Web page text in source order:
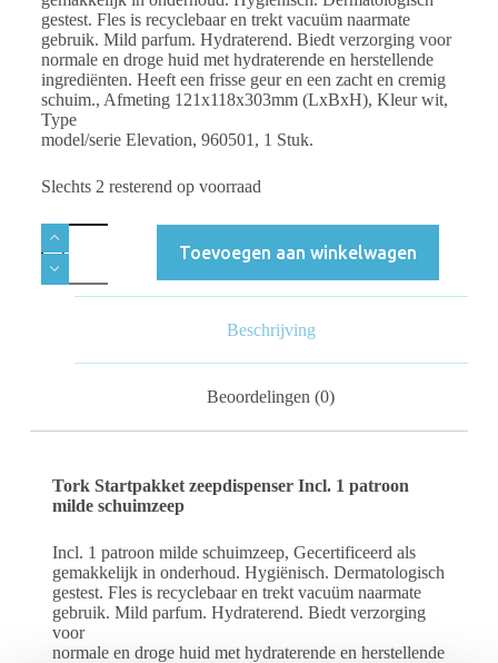
gestest. Fles is recyclebaar en trekt vacuüm naarmate
gebruik. Mild parfum. Hydraterend. Biedt verzorging voor
normale en droge huid met hydraterende en herstellende
ingrediënten. Heeft een frisse geur en een zacht en cremig
schuim., Afmeting 121x118x303mm (LxBxH), Kleur wit,
Type
model/serie Elevation, 960501, 1 Stuk.
Slechts 2 resterend op voorraad
Toevoegen aan winkelwagen
Beschrijving
Beoordelingen (0)
Tork Startpakket zeepdispenser Incl. 1 patroon
milde schuimzeep
Incl. 1 patroon milde schuimzeep, Gecertificeerd als
gemakkelijk in onderhoud. Hygiënisch. Dermatologisch
gestest. Fles is recyclebaar en trekt vacuüm naarmate
gebruik. Mild parfum. Hydraterend. Biedt verzorging
voor
normale en droge huid met hydraterende en herstellende